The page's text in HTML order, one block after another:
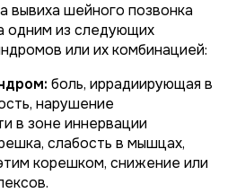
вывиха шейного позвонка
одним из следующих
или их комбинацией:
боль, иррадиирующая в
нарушение
в зоне иннервации
слабость в мышцах,
корешком, снижение или